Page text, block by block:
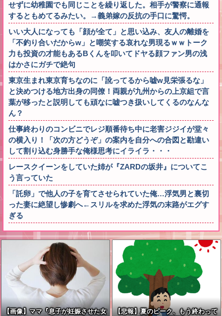
せずに幼稚園でも同じことを繰り返した。相手が警察に通報
するともめてるみたい。→義弟嫁の反抗の手口に驚愕。
いい大人になっても「顔が全て」と思い込み、友人の離婚を
「不釣り合いだからw」と嘲笑する哀れな男現るｗｗトーク
力も投資の才能もあるBくんを叩いてドヤる顔ファン男の浅
はかさにガチで絶句
東京生まれ東京育ちなのに「訛ってるから嘘w見栄張るな」
と決めつける地方出身の同僚！両親が九州からの上京組で言
葉が移ったと説明しても頑なに嘘つき扱いしてくるのなんな
ん？
仕事終わりのコンビニでレジ順番待ち中に老害ジジイが堂々
の横入り！「次の方どうぞ」の案内を自分への合図と勘違い
して割り込む身勝手な俺様思考にイライラ・・・
レースクイーンをしていた姉が『ZARDの坂井』についてこ
う言っていた
「託卵」で他人の子を育てさせられていた俺…浮気男と裏切
った妻に絶望し惨劇へ←スリルを求めた浮気の末路がエグす
ぎる
【画像】ママ『息子が妊娠させた女
【悲報】夏のピーク、もう終わって